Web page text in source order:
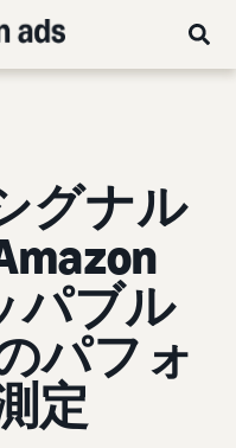
グナル
パブル
パフォ
定